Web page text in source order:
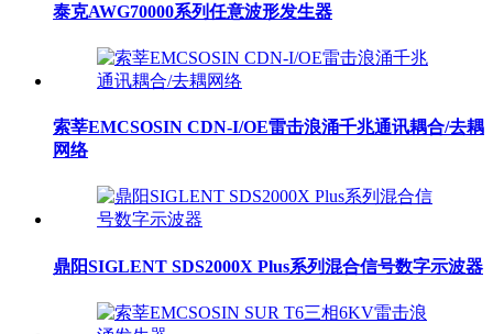
泰克AWG70000系列任意波形发生器
索莘EMCSOSIN CDN-I/OE雷击浪涌千兆通讯耦合/去耦
网络
鼎阳SIGLENT SDS2000X Plus系列混合信号数字示波器